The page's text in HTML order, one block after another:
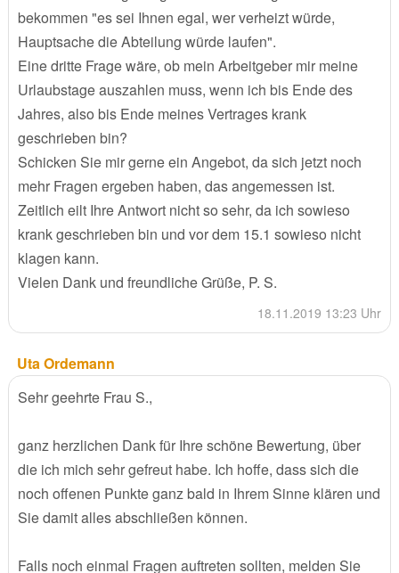
bekommen "es sei Ihnen egal, wer verheizt würde,
Hauptsache die Abteilung würde laufen".
Eine dritte Frage wäre, ob mein Arbeitgeber mir meine
Urlaubstage auszahlen muss, wenn ich bis Ende des
Jahres, also bis Ende meines Vertrages krank
geschrieben bin?
Schicken Sie mir gerne ein Angebot, da sich jetzt noch
mehr Fragen ergeben haben, das angemessen ist.
Zeitlich eilt Ihre Antwort nicht so sehr, da ich sowieso
krank geschrieben bin und vor dem 15.1 sowieso nicht
klagen kann.
Vielen Dank und freundliche Grüße, P. S.
18.11.2019 13:23 Uhr
Uta Ordemann
Sehr geehrte Frau S.,
ganz herzlichen Dank für Ihre schöne Bewertung, über
die ich mich sehr gefreut habe. Ich hoffe, dass sich die
noch offenen Punkte ganz bald in Ihrem Sinne klären und
Sie damit alles abschließen können.
Falls noch einmal Fragen auftreten sollten, melden Sie